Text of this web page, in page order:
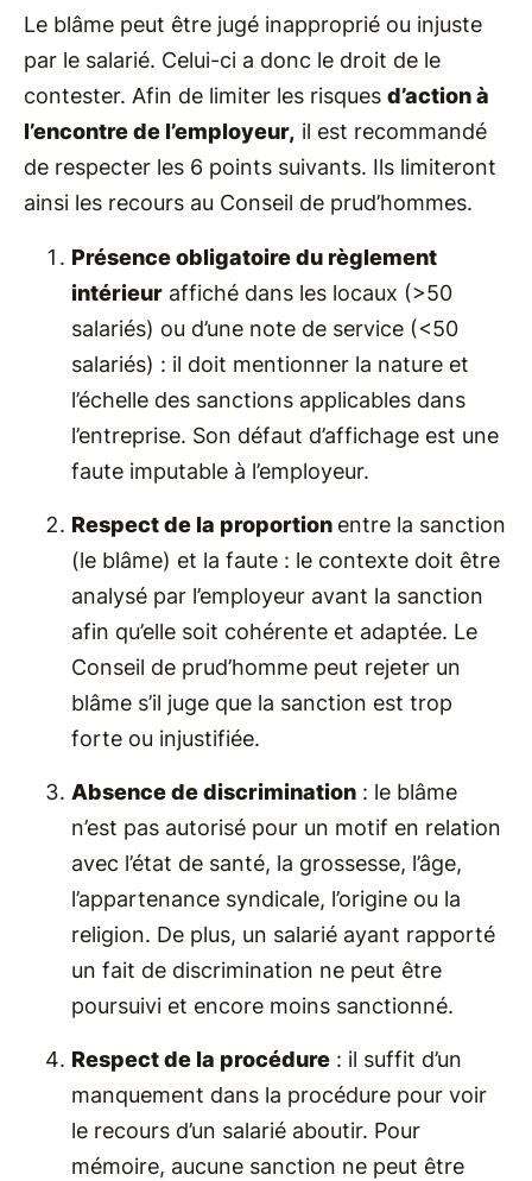
Le blâme peut être jugé inapproprié ou injuste
par le salarié. Celui-ci a donc le droit de le
contester. Afin de limiter les risques d’action à
l’encontre de l’employeur, il est recommandé
de respecter les 6 points suivants. Ils limiteront
ainsi les recours au Conseil de prud’hommes.
Présence obligatoire du règlement
intérieur affiché dans les locaux (>50
salariés) ou d’une note de service (<50
salariés) : il doit mentionner la nature et
l’échelle des sanctions applicables dans
l’entreprise. Son défaut d’affichage est une
faute imputable à l’employeur.
Respect de la proportion entre la sanction
(le blâme) et la faute : le contexte doit être
analysé par l’employeur avant la sanction
afin qu’elle soit cohérente et adaptée. Le
Conseil de prud’homme peut rejeter un
blâme s’il juge que la sanction est trop
forte ou injustifiée.
Absence de discrimination : le blâme
n’est pas autorisé pour un motif en relation
avec l’état de santé, la grossesse, l’âge,
l’appartenance syndicale, l’origine ou la
religion. De plus, un salarié ayant rapporté
un fait de discrimination ne peut être
poursuivi et encore moins sanctionné.
Respect de la procédure : il suffit d’un
manquement dans la procédure pour voir
le recours d’un salarié aboutir. Pour
mémoire, aucune sanction ne peut être